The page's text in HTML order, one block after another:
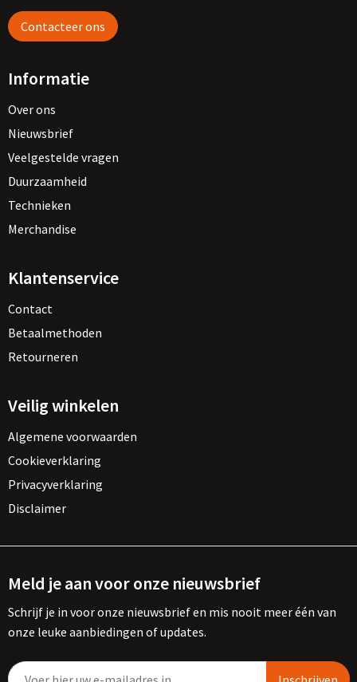
Contacteer ons
Informatie
Over ons
Nieuwsbrief
Veelgestelde vragen
Duurzaamheid
Technieken
Merchandise
Klantenservice
Contact
Betaalmethoden
Retourneren
Veilig winkelen
Algemene voorwaarden
Cookieverklaring
Privacyverklaring
Disclaimer
Meld je aan voor onze nieuwsbrief
Schrijf je in voor onze nieuwsbrief en mis nooit meer één van
onze leuke aanbiedingen of updates.